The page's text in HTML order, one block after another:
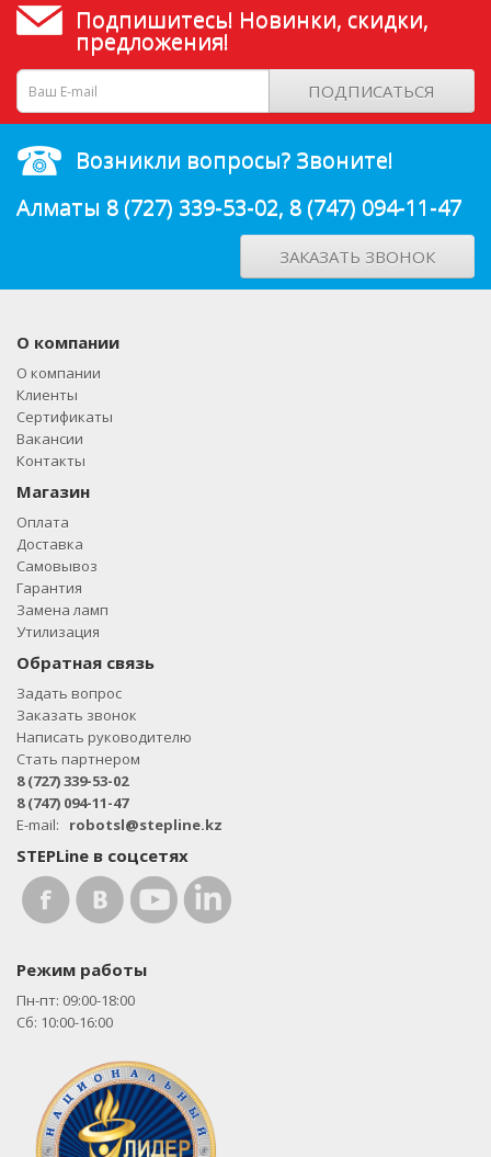
Подпишитесь! Новинки, скидки,
предложения!
ПОДПИСАТЬСЯ
Возникли вопросы? Звоните!
Алматы 8 (727) 339-53-02, 8 (747) 094-11-47
ЗАКАЗАТЬ ЗВОНОК
О компании
О компании
Клиенты
Сертификаты
Вакансии
Контакты
Магазин
Оплата
Доставка
Самовывоз
Гарантия
Замена ламп
Утилизация
Обратная связь
Задать вопрос
Заказать звонок
Написать руководителю
Стать партнером
8 (727) 339-53-02
8 (747) 094-11-47
E-mail: robotsl@stepline.kz
STEPLine в соцсетях
Режим работы
Пн-пт: 09:00-18:00
Сб: 10:00-16:00